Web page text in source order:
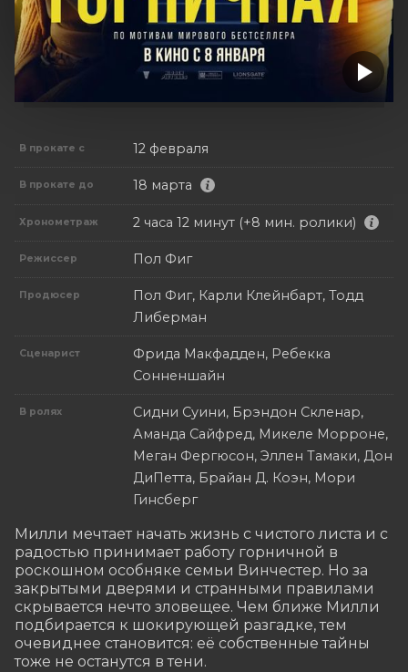
В прокате с 12 февраля
В прокате до 18 марта
Хронометраж 2 часа 12 минут (+8 мин. ролики)
Режиссер Пол Фиг
Продюсер
Пол Фиг, Карли Клейнбарт, Тодд
Либерман
Сценарист
Фрида Макфадден, Ребекка
Сонненшайн
В ролях
Сидни Суини, Брэндон Скленар,
Аманда Сайфред, Микеле Морроне,
Меган Фергюсон, Эллен Тамаки, Дон
ДиПетта, Брайан Д. Коэн, Мори
Гинсберг
Милли мечтает начать жизнь с чистого листа и с
радостью принимает работу горничной в
роскошном особняке семьи Винчестер. Но за
закрытыми дверями и странными правилами
скрывается нечто зловещее. Чем ближе Милли
подбирается к шокирующей разгадке, тем
очевиднее становится: её собственные тайны
тоже не останутся в тени.